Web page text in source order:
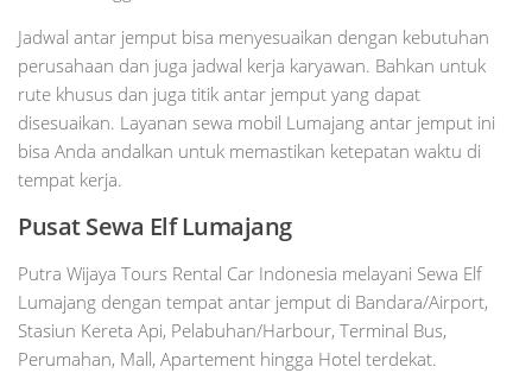
Jadwal antar jemput bisa menyesuaikan dengan kebutuhan
perusahaan dan juga jadwal kerja karyawan. Bahkan untuk
rute khusus dan juga titik antar jemput yang dapat
disesuaikan. Layanan sewa mobil Lumajang antar jemput ini
bisa Anda andalkan untuk memastikan ketepatan waktu di
tempat kerja.
Pusat Sewa Elf Lumajang
Putra Wijaya Tours Rental Car Indonesia melayani Sewa Elf
Lumajang dengan tempat antar jemput di Bandara/Airport,
Stasiun Kereta Api, Pelabuhan/Harbour, Terminal Bus,
Perumahan, Mall, Apartement hingga Hotel terdekat.